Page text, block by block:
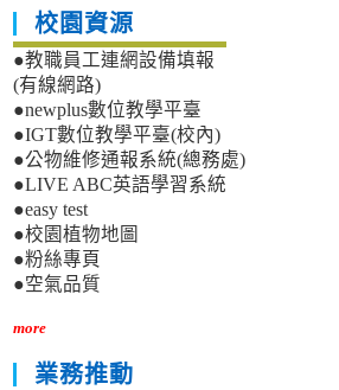
校園資源
●教職員工連網設備填報
(有線網路)
●newplus數位教學平臺
●IGT數位教學平臺(校內)
●公物維修通報系統(總務處)
●LIVE ABC英語學習系統
●easy test
●校園植物地圖
●粉絲專頁
●空氣品質
more
業務推動